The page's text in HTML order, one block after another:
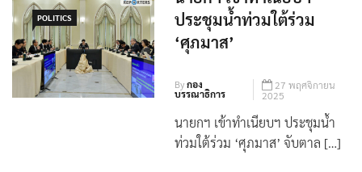
POLITICS
ประชุมน้ำท่วมใต้ร่วม
‘ศุภมาส’
Byกอง
บรรณาธิการ
27 พฤศจิกายน
2025
นายกฯ เข้าทำเนียบฯ ประชุมน้ำ
ท่วมใต้ร่วม ‘ศุภมาส’ จับตาล […]